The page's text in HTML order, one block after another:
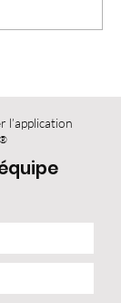
l’application
®